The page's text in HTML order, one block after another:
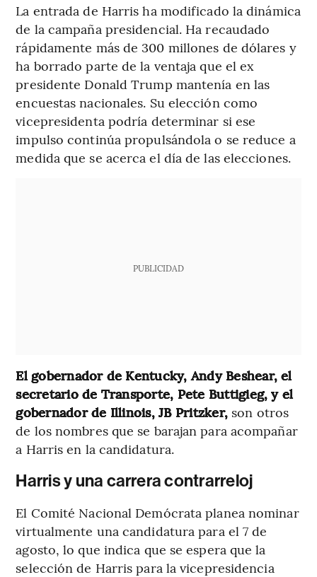
La entrada de Harris ha modificado la dinámica
de la campaña presidencial. Ha recaudado
rápidamente más de 300 millones de dólares y
ha borrado parte de la ventaja que el ex
presidente Donald Trump mantenía en las
encuestas nacionales. Su elección como
vicepresidenta podría determinar si ese
impulso continúa propulsándola o se reduce a
medida que se acerca el día de las elecciones.
PUBLICIDAD
El gobernador de Kentucky, Andy Beshear, el
secretario de Transporte, Pete Buttigieg, y el
gobernador de Illinois, JB Pritzker, son otros
de los nombres que se barajan para acompañar
a Harris en la candidatura.
Harris y una carrera contrarreloj
El Comité Nacional Demócrata planea nominar
virtualmente una candidatura para el 7 de
agosto, lo que indica que se espera que la
selección de Harris para la vicepresidencia